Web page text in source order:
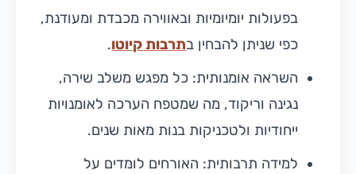
בפעולות יומיומיות ובאווירה מכבדת ומעודנת,
כפי שניתן להבחין בתרבות קיוטו.
השראה אומנותית: כל מפגש משלב שירה,
נגינה וריקוד, מה שמטפח הערכה לאומנויות
ייחודיות ולטכניקות בנות מאות שנים.
למידה תרבותית: האורחים לומדים על